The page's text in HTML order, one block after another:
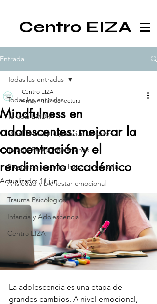
Centro EIZA
Entrada
Todas las entradas
Terapia EMDR
Mindfulness y Regulación Emocional
Terapia Pareja y Relaciones
Preguntas que nos hacéis n consulta
Ansiedad y bienestar emocional
Trauma Psicólogico
Infancia y Adolescencia
Centro EIZA
Todas las entradas
Mindfulness en
adolescentes: mejorar la
concentración y el
rendimiento académico
Centro EIZA
4 may 1 min de lectura
Actualizado:11 jun
La adolescencia es una etapa de
grandes cambios. A nivel emocional,